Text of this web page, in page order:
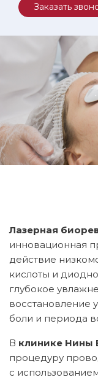
Заказать
Лазерная
инновационная
действие
кислоты и
глубокое
восстановление
боли и периода
В клинике Нины
процедуру
с